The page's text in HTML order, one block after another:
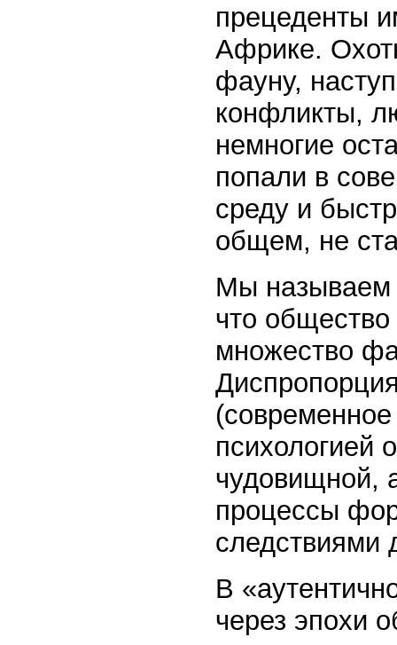
прецеденты
Африке.
фауну,
конфликты,
немногие
попали в
среду и
общем, не
Мы называем
что общество
множество
психологией
чудовищной,
процессы
следствиями
В
через эпохи